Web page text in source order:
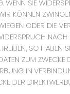
WENN SIE
KÖNNEN
ODER DIE
NACH
SO HABEN
ZUM ZWECKE
IN
DER